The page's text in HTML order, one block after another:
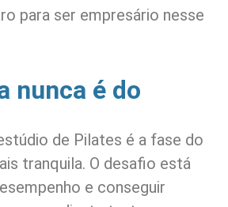
para ser empresário nesse
nunca é do
de Pilates é a fase do
tranquila. O desafio está
e conseguir